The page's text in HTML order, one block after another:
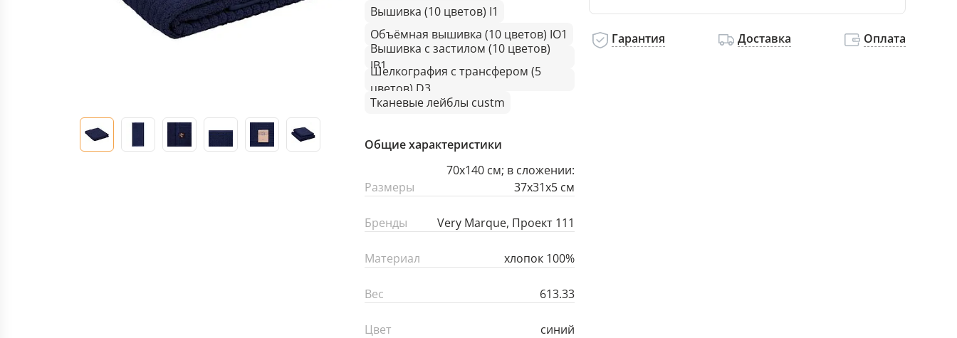
Вышивка (10 цветов) I1
Объёмная вышивка (10 цветов) IO1
Вышивка с застилом (10 цветов)
IB1
Шелкография с трансфером (5
цветов) D3
Тканевые лейблы custm
Общие характеристики
Размеры
70х140 см; в сложении:
37х31х5 см
Бренды Very Marque, Проект 111
Материал хлопок 100%
Вес 613.33
Цвет синий
Гарантия Доставка Оплата